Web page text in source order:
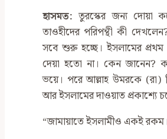
হাসমত: তুরস্কের জন্য দোয়া
তাওহীদের পরিপন্থী কী
সবে শুরু হচ্ছে। ইসলামের
দেয়া হতো না। কেন জানেন?
ভয়ে। পরে আল্লাহ উমরকে (রা)
আর ইসলামের দাওয়াত প্রকাশ্যে
“জামায়াতে ইসলামীও একই